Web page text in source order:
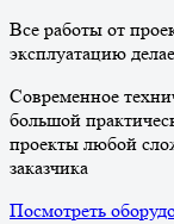
Все работы от
эксплуатацию
Современное
большой
проекты любой
заказчика
Посмотреть